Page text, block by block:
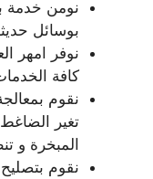
نومن خدمة
بوسائل
نوفر امهر
كافة
نقوم
تغير
المبخرة و
نقوم